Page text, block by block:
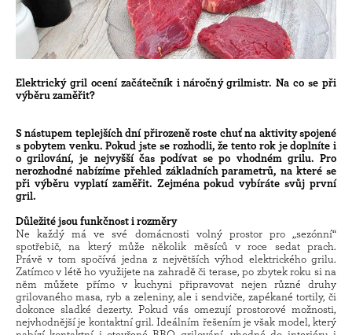
Elektrický gril ocení začátečník i náročný grilmistr. Na co se při
výběru zaměřit?
S nástupem teplejších dní přirozeně roste chuť na aktivity spojené
s pobytem venku. Pokud jste se rozhodli, že tento rok je doplníte i
o grilování, je nejvyšší čas podívat se po vhodném grilu. Pro
nerozhodné nabízíme přehled základních parametrů, na které se
při výběru vyplatí zaměřit. Zejména pokud vybíráte svůj první
gril.
Důležité jsou funkčnost i rozměry
Ne každý má ve své domácnosti volný prostor pro „sezónní“
spotřebič, na který může několik měsíců v roce sedat prach.
Právě v tom spočívá jedna z největších výhod elektrického grilu.
Zatímco v létě ho využijete na zahradě či terase, po zbytek roku si na
něm můžete přímo v kuchyni připravovat nejen různé druhy
grilovaného masa, ryb a zeleniny, ale i sendviče, zapékané tortily, či
dokonce sladké dezerty. Pokud vás omezují prostorové možnosti,
nejvhodnější je kontaktní gril. Ideálním řešením je však model, který